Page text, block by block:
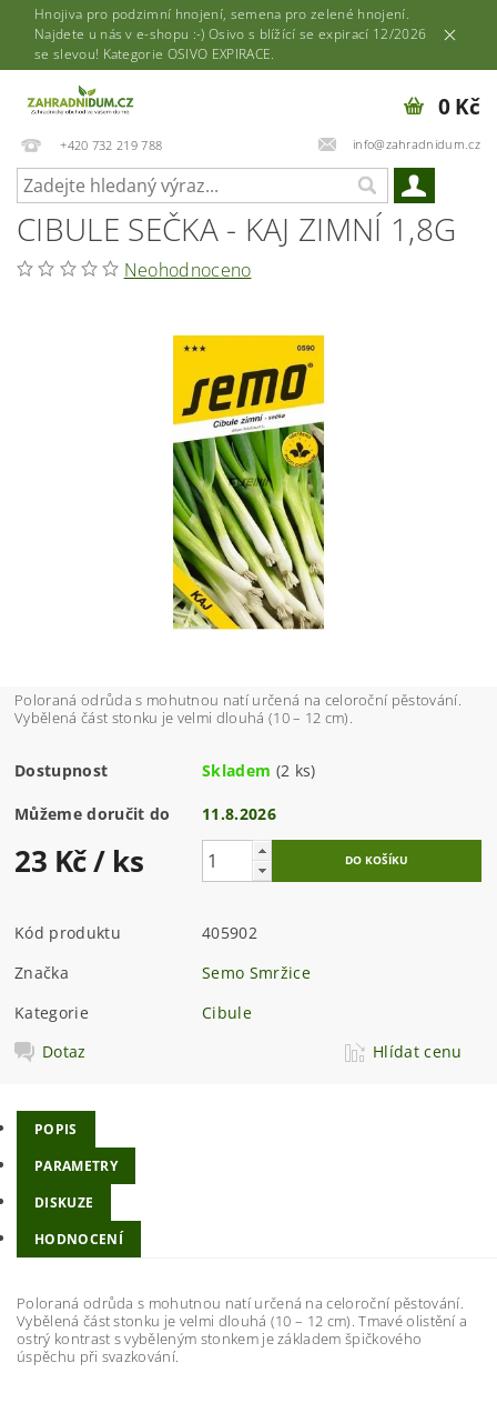
Hnojiva pro podzimní hnojení, semena pro zelené hnojení.
Najdete u nás v e-shopu :-) Osivo s blížící se expirací 12/2026
se slevou! Kategorie OSIVO EXPIRACE.
+420 732 219 788 info@zahradnidum.cz
0 Kč
CIBULE SEČKA - KAJ ZIMNÍ 1,8G
Neohodnoceno
Poloraná odrůda s mohutnou natí určená na celoroční pěstování.
Vybělená část stonku je velmi dlouhá (10 – 12 cm).
Dostupnost Skladem (2 ks)
Můžeme doručit do 11.8.2026
23 Kč/ ks
Kód produktu
405902
Značka
Semo Smržice
Kategorie
Cibule
Dotaz
Hlídat cenu
POPIS
PARAMETRY
DISKUZE
HODNOCENÍ
Poloraná odrůda s mohutnou natí určená na celoroční pěstování.
Vybělená část stonku je velmi dlouhá (10 – 12 cm). Tmavé olistění a
ostrý kontrast s vyběleným stonkem je základem špičkového
úspěchu při svazkování.